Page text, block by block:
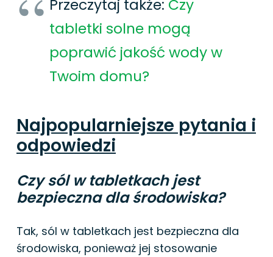
Przeczytaj także: Czy
tabletki solne mogą
poprawić jakość wody w
Twoim domu?
Najpopularniejsze pytania i
odpowiedzi
Czy sól w tabletkach jest
bezpieczna dla środowiska?
Tak, sól w tabletkach jest bezpieczna dla
środowiska, ponieważ jej stosowanie